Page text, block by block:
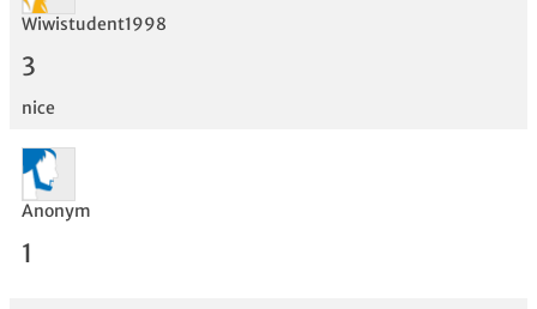
Bewertung
Wiwistudent1998
3
nice
Anonym
1